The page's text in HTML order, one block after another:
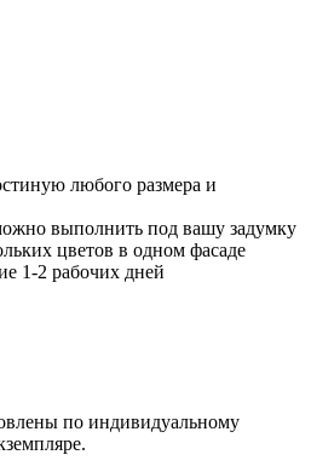
любого размера и
выполнить под вашу задумку
цветов в одном фасаде
1-2 рабочих дней
по индивидуальному